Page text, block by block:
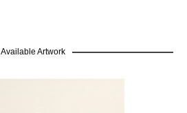
Available Artwork